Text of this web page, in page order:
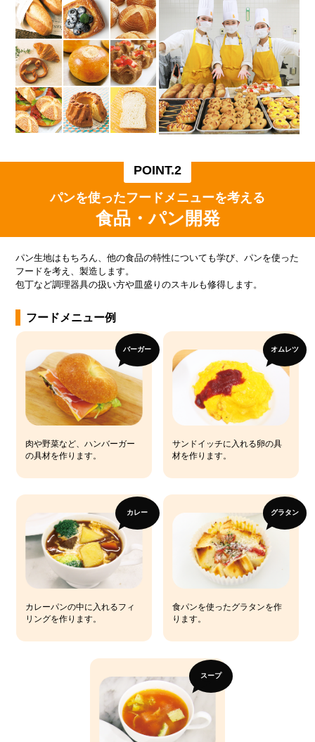
POINT.2
パンを使ったフードメニューを考える
食品・パン開発
パン⽣地はもちろん、他の⾷品の特性についても学び、パンを使った
フードを考え、製造します。
包丁など調理器具の扱い⽅や⽫盛りのスキルも修得します。
フードメニュー例
バーガー
肉や野菜など、ハンバーガー
の具材を作ります。
オムレツ
サンドイッチに入れる卵の具
材を作ります。
カレー
カレーパンの中に入れるフィ
リングを作ります。
グラタン
食パンを使ったグラタンを作
ります。
スープ